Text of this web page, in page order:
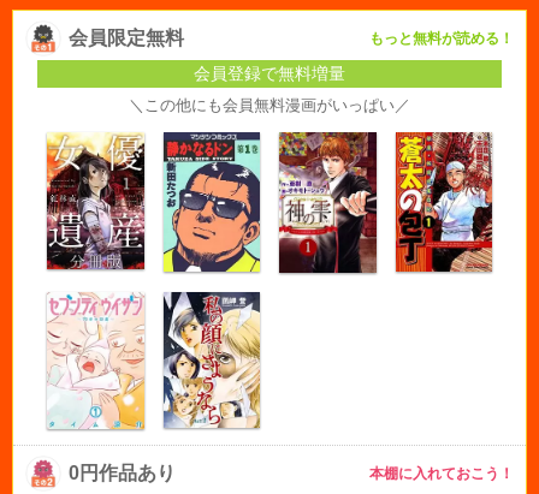
会員限定無料 もっと無料が読める！
会員登録で無料増量
＼この他にも会員無料漫画がいっぱい／
0円作品あり 本棚に入れておこう！